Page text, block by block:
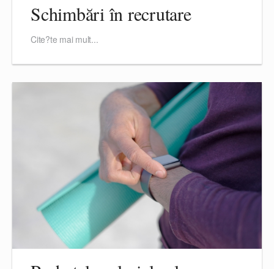
Schimbări în recrutare
Cite?te mai mult...